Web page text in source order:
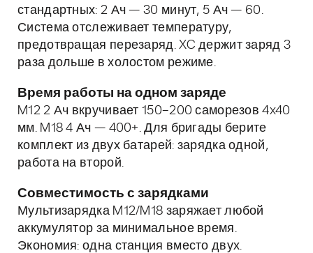
стандартных: 2 Ач — 30 минут, 5 Ач — 60.
Система отслеживает температуру,
предотвращая перезаряд. XC держит заряд 3
раза дольше в холостом режиме.
Время работы на одном заряде
M12 2 Ач вкручивает 150–200 саморезов 4x40
мм. M18 4 Ач — 400+. Для бригады берите
комплект из двух батарей: зарядка одной,
работа на второй.
Совместимость с зарядками
Мультизарядка M12/M18 заряжает любой
аккумулятор за минимальное время.
Экономия: одна станция вместо двух.